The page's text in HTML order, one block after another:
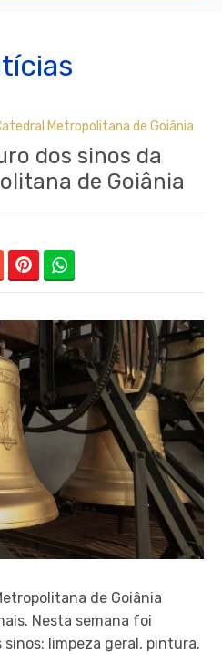
Metropolitana de Goiânia
dos sinos da
de Goiânia
de Goiânia
Nesta semana foi
limpeza geral, pintura,